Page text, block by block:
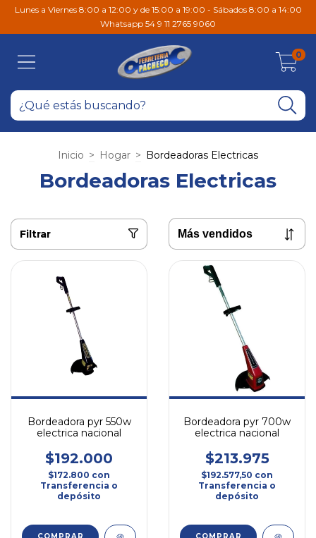
Lunes a Viernes 8:00 a 12:00 y de 15:00 a 19:00 - Sábados 8:00 a 14:00
Whatsapp 54 9 11 2765 9060
0
Inicio > Hogar > Bordeadoras Electricas
Bordeadoras Electricas
Filtrar
Bordeadora pyr 550w
electrica nacional
$192.000
$172.800 con
Transferencia o
depósito
Bordeadora pyr 700w
electrica nacional
$213.975
$192.577,50 con
Transferencia o
depósito